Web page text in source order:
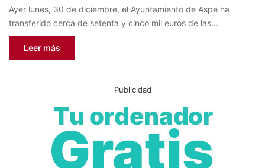
Ayer lunes, 30 de diciembre, el Ayuntamiento de Aspe ha
transferido cerca de setenta y cinco mil euros de las…
Leer más
Publicidad